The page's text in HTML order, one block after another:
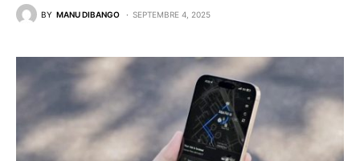
BY MANU DIBANGO SEPTEMBRE 4, 2025